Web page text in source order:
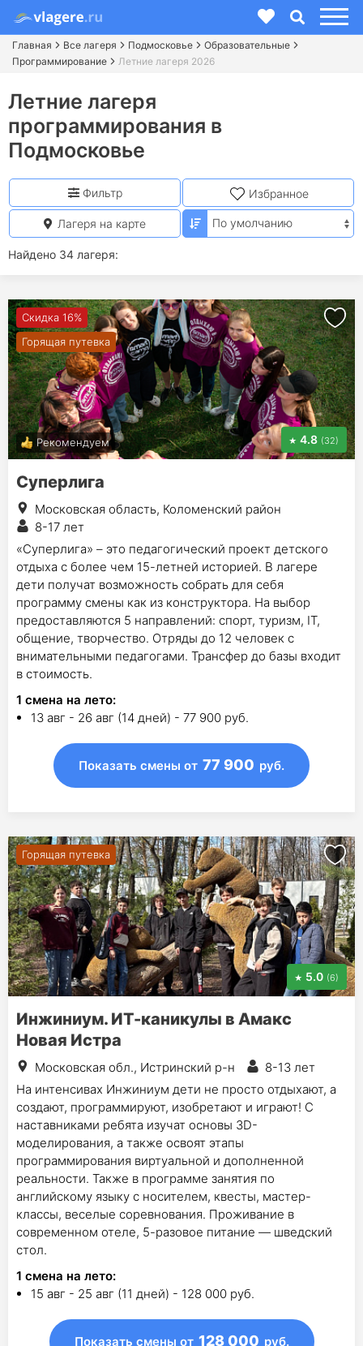
Главная Все лагеря Подмосковье
Образовательные
Программирование
Летние лагеря 2026
Летние лагеря
программирования в
Подмосковье
Найдено 34 лагеря:
Фильтр Избранное
Лагеря на карте
Скидка 16%
Горящая путевка
Рекомендуем 4.8 (32)
Суперлига
Московская область, Коломенский район
8-17 лет
«Суперлига» – это педагогический проект детского
отдыха с более чем 15-летней историей. В лагере
дети получат возможность собрать для себя
программу смены как из конструктора. На выбор
предоставляются 5 направлений: спорт, туризм, IT,
общение, творчество. Отряды до 12 человек с
внимательными педагогами. Трансфер до базы входит
в стоимость.
1 смена на лето:
13 авг - 26 авг (14 дней) - 77 900 руб.
Показать смены от 77 900 руб.
Горящая путевка
5.0 (6)
Инжиниум. ИТ-каникулы в Амакс
Новая Истра
Московская обл., Истринский р-н
8-13 лет
На интенсивах Инжиниум дети не просто отдыхают, а
создают, программируют, изобретают и играют! С
наставниками ребята изучат основы 3D-
моделирования, а также освоят этапы
программирования виртуальной и дополненной
реальности. Также в программе занятия по
английскому языку с носителем, квесты, мастер-
классы, веселые соревнования. Проживание в
современном отеле, 5-разовое питание — шведский
стол.
1 смена на лето:
15 авг - 25 авг (11 дней) - 128 000 руб.
Показать смены от 128 000 руб.